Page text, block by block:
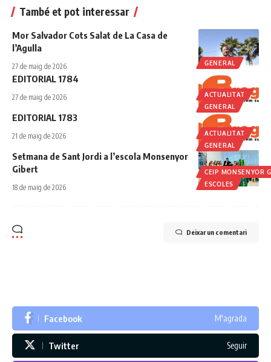
També et pot interessar
GENERAL
Mor Salvador Cots Salat de La Casa de
l’Agulla
27 de maig de 2026
ACTUALITAT
GENERAL
EDITORIAL 1784
27 de maig de 2026
ACTUALITAT
GENERAL
EDITORIAL 1783
21 de maig de 2026
CEIP MONSENYOR
ESCOLES
Setmana de Sant Jordi a l’escola Monsenyor
Gibert
18 de maig de 2026
Deixar un comentari
Facebook M'agrada
Twitter Seguir